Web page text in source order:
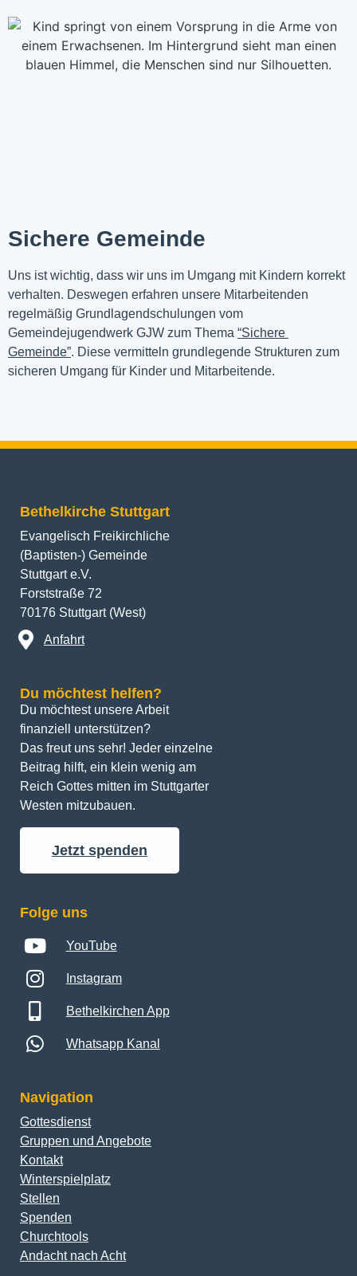
Sichere Gemeinde
Uns ist wichtig, dass wir uns im Umgang mit Kindern korrekt
verhalten. Deswegen erfahren unsere Mitarbeitenden
regelmäßig Grundlagendschulungen vom
Gemeindejugendwerk GJW zum Thema “Sichere
Gemeinde”. Diese vermitteln grundlegende Strukturen zum
sicheren Umgang für Kinder und Mitarbeitende.
Bethelkirche Stuttgart
Evangelisch Freikirchliche
(Baptisten-) Gemeinde
Stuttgart e.V.
Forststraße 72
70176 Stuttgart (West)
Anfahrt
Du möchtest helfen?
Du möchtest unsere Arbeit
finanziell unterstützen?
Das freut uns sehr! Jeder einzelne
Beitrag hilft, ein klein wenig am
Reich Gottes mitten im Stuttgarter
Westen mitzubauen.
Jetzt spenden
Folge uns
YouTube
Instagram
Bethelkirchen App
Whatsapp Kanal
Navigation
Gottesdienst
Gruppen und Angebote
Kontakt
Winterspielplatz
Stellen
Spenden
Churchtools
Andacht nach Acht